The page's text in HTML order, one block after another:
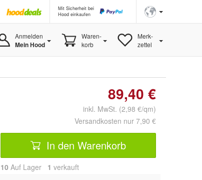
Mit Sicherheit bei
Hood einkaufen
Anmelden
Mein Hood
Waren-
korb
Merk-
zettel
89,40 €
inkl. MwSt. (2,98 €/qm)
Versandkosten nur 7,90 €
In den Warenkorb
10 Auf Lager 1 verkauft